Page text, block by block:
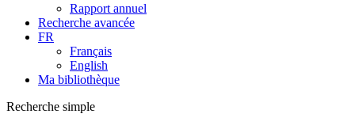
Rapport annuel
Recherche avancée
FR
Français
English
Ma bibliothèque
Recherche simple